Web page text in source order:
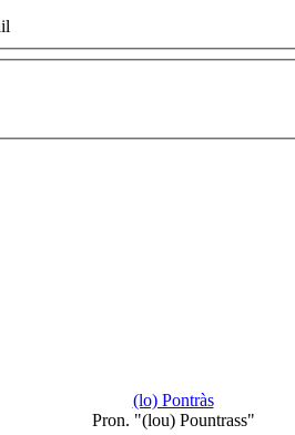
(lo) Pontràs
Pron. "(lou) Pountrass"